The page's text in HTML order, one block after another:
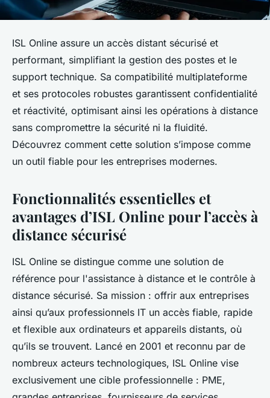
ISL Online assure un accès distant sécurisé et
performant, simplifiant la gestion des postes et le
support technique. Sa compatibilité multiplateforme
et ses protocoles robustes garantissent confidentialité
et réactivité, optimisant ainsi les opérations à distance
sans compromettre la sécurité ni la fluidité.
Découvrez comment cette solution s’impose comme
un outil fiable pour les entreprises modernes.
Fonctionnalités essentielles et
avantages d’ISL Online pour l’accès à
distance sécurisé
ISL Online se distingue comme une solution de
référence pour l'assistance à distance et le contrôle à
distance sécurisé. Sa mission : offrir aux entreprises
ainsi qu’aux professionnels IT un accès fiable, rapide
et flexible aux ordinateurs et appareils distants, où
qu’ils se trouvent. Lancé en 2001 et reconnu par de
nombreux acteurs technologiques, ISL Online vise
exclusivement une cible professionnelle : PME,